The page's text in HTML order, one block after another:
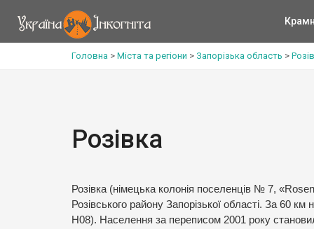
Головна > Міста та регіони > Запорізька область >
Розівка
Розівка (німецька колонія поселенців № 7,
Розівського району Запорізької області. За 60
Н08). Населення за переписом 2001 року